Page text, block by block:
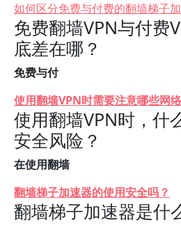
如何区分免费与付费的翻墙梯子
免费翻墙VPN与付费
底差在哪？
免费与付
使用翻墙VPN时需要注意哪些网
使用翻墙VPN时，什
安全风险？
在使用翻墙
翻墙梯子加速器的使用安全吗？
翻墙梯子加速器是什